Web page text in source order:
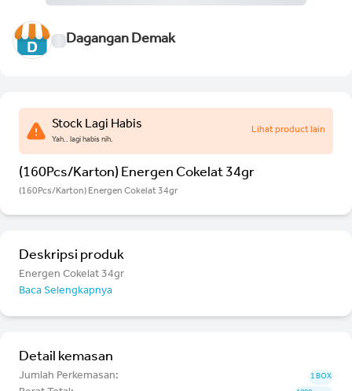
Dagangan Demak
Stock Lagi Habis
Yah.. lagi habis nih.
Lihat product lain
(160Pcs/Karton) Energen Cokelat 34gr
(160Pcs/Karton) Energen Cokelat 34gr
Deskripsi produk
Energen Cokelat 34gr
Baca Selengkapnya
Detail kemasan
Jumlah Perkemasan: 1 BOX